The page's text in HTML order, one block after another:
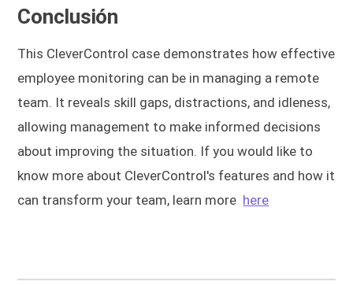
Conclusión
This CleverControl case demonstrates how effective
employee monitoring can be in managing a remote
team. It reveals skill gaps, distractions, and idleness,
allowing management to make informed decisions
about improving the situation. If you would like to
know more about CleverСontrol's features and how it
can transform your team, learn more here